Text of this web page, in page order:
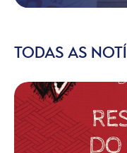
TODAS AS